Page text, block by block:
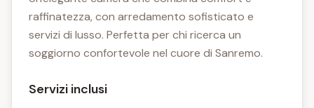
raffinatezza, con arredamento sofisticato e
servizi di lusso. Perfetta per chi ricerca un
soggiorno confortevole nel cuore di Sanremo.
Servizi inclusi